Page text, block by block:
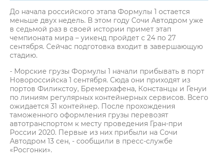
До начала российского этапа Формулы 1 остается
меньше двух недель. В этом году Сочи Автодром уже
в седьмой раз в своей истории примет этап
чемпионата мира – уикенд пройдет с 24 по 27
сентября. Сейчас подготовка входит в завершающую
стадию.
- Морские грузы Формулы 1 начали прибывать в порт
Новороссийска 1 сентября. Сюда они приходят из
портов Филикстоу, Бремерхафена, Констанцы и Генуи
по линиям регулярных контейнерных сервисов. Всего
ожидается 31 контейнер. После прохождения
таможенного оформления грузы перевозят
автотранспортом к месту проведения Гран-при
России 2020. Первые из них прибыли на Сочи
Автодром 13 сен, - сообщили в пресс-службе
«Росгонки».